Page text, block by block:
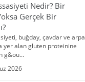
Nedir? Bir
Gerçek Bir
buğday, çavdar ve arpa
yer alan gluten proteinine
g&ou...
2026